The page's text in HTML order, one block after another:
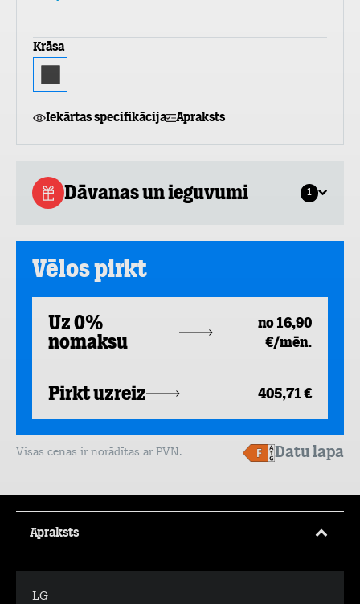
Krāsa
Iekārtas specifikācija Apraksts
Dāvanas un ieguvumi 1
Vēlos pirkt
Uz 0%
nomaksu
no 16,90
€/mēn.
Pirkt uzreiz 405,71 €
Visas cenas ir norādītas ar PVN. Datu lapa
Apraksts
LG